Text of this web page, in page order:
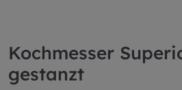
Kochmesser
gestanzt